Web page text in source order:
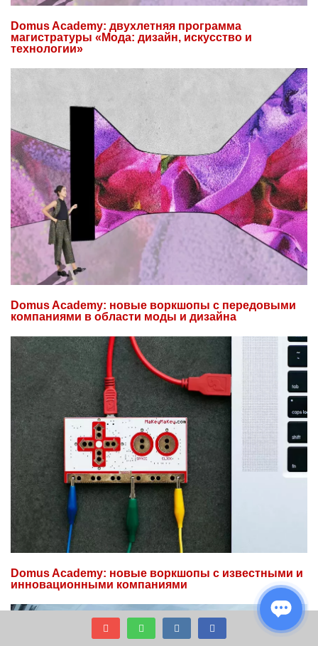
Domus Academy: двухлетняя программа
магистратуры «Мода: дизайн, искусство и
технологии»
Domus Academy: новые воркшопы с передовыми
компаниями в области моды и дизайна
Domus Academy: новые воркшопы с известными и
инновационными компаниями